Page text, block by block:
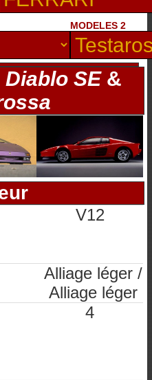
MODELES 2
Diablo SE&
V12
Alliage léger /
Alliage léger
4